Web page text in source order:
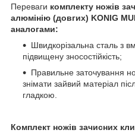
Переваги комплекту ножів
алюмінію (довгих) KONIG
аналогами:
Швидкорізальна сталь з
підвищену зносостійкість;
Правильне заточування
знімати зайвий матеріал
гладкою.
Комплект ножів зачисних